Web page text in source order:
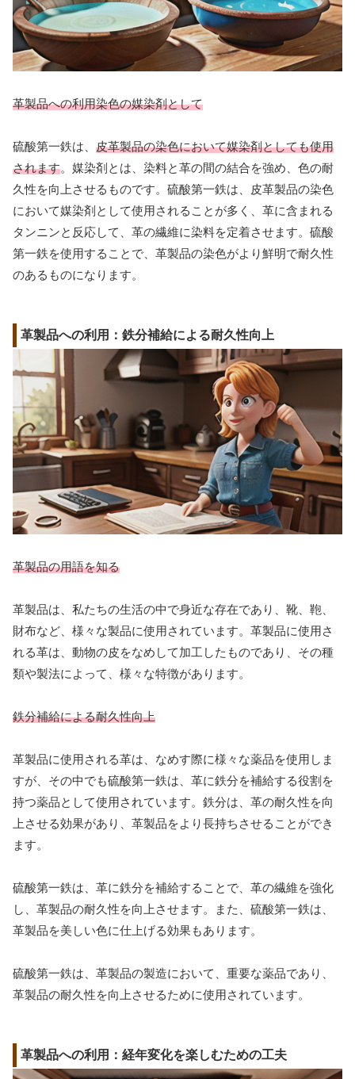
革製品への利用染色の媒染剤として
硫酸第一鉄は、 皮革製品の染色において媒染剤としても使用
されます。媒染剤とは、染料と革の間の結合を強め、色の耐
久性を向上させるものです。硫酸第一鉄は、皮革製品の染色
において媒染剤として使用されることが多く、革に含まれる
タンニンと反応して、革の繊維に染料を定着させます。硫酸
第一鉄を使用することで、革製品の染色がより鮮明で耐久性
のあるものになります。
革製品への利用：鉄分補給による耐久性向上
革製品の用語を知る
革製品は、私たちの生活の中で身近な存在であり、靴、鞄、
財布など、様々な製品に使用されています。革製品に使用さ
れる革は、動物の皮をなめして加工したものであり、その種
類や製法によって、様々な特徴があります。
鉄分補給による耐久性向上
革製品に使用される革は、なめす際に様々な薬品を使用しま
すが、その中でも硫酸第一鉄は、革に鉄分を補給する役割を
持つ薬品として使用されています。鉄分は、革の耐久性を向
上させる効果があり、革製品をより長持ちさせることができ
ます。
硫酸第一鉄は、革に鉄分を補給することで、革の繊維を強化
し、革製品の耐久性を向上させます。また、硫酸第一鉄は、
革製品を美しい色に仕上げる効果もあります。
硫酸第一鉄は、革製品の製造において、重要な薬品であり、
革製品の耐久性を向上させるために使用されています。
革製品への利用：経年変化を楽しむための工夫